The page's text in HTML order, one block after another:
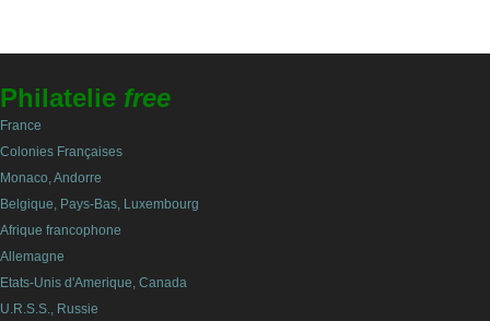
Philatelie free
France
Colonies Françaises
Monaco, Andorre
Belgique, Pays-Bas, Luxembourg
Afrique francophone
Allemagne
Etats-Unis d'Amerique, Canada
U.R.S.S., Russie